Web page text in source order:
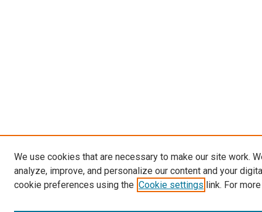
We use cookies that are necessary to make our site work.
analyze, improve, and personalize our content and your
cookie preferences using the Cookie settings link. For